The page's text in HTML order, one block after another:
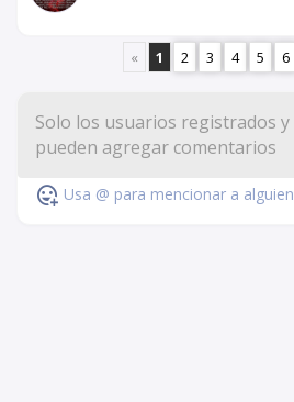
« 1 2 3 4 5 6
Usa @ para mencionar a alguien